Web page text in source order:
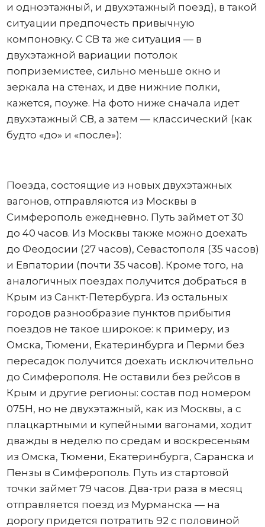
и одноэтажный, и двухэтажный поезд), в такой
ситуации предпочесть привычную
компоновку. С СВ та же ситуация — в
двухэтажной вариации потолок
поприземистее, сильно меньше окно и
зеркала на стенах, и две нижние полки,
кажется, поуже. На фото ниже сначала идет
двухэтажный СВ, а затем — классический (как
будто «до» и «после»):
Поезда, состоящие из новых двухэтажных
вагонов, отправляются из Москвы в
Симферополь ежедневно. Путь займет от 30
до 40 часов. Из Москвы также можно доехать
до Феодосии (27 часов), Севастополя (35 часов)
и Евпатории (почти 35 часов). Кроме того, на
аналогичных поездах получится добраться в
Крым из Санкт-Петербурга. Из остальных
городов разнообразие пунктов прибытия
поездов не такое широкое: к примеру, из
Омска, Тюмени, Екатеринбурга и Перми без
пересадок получится доехать исключительно
до Симферополя. Не оставили без рейсов в
Крым и другие регионы: состав под номером
075Н, но не двухэтажный, как из Москвы, а с
плацкартными и купейными вагонами, ходит
дважды в неделю по средам и воскресеньям
из Омска, Тюмени, Екатеринбурга, Саранска и
Пензы в Симферополь. Путь из стартовой
точки займет 79 часов. Два-три раза в месяц
отправляется поезд из Мурманска — на
дорогу придется потратить 92 с половиной